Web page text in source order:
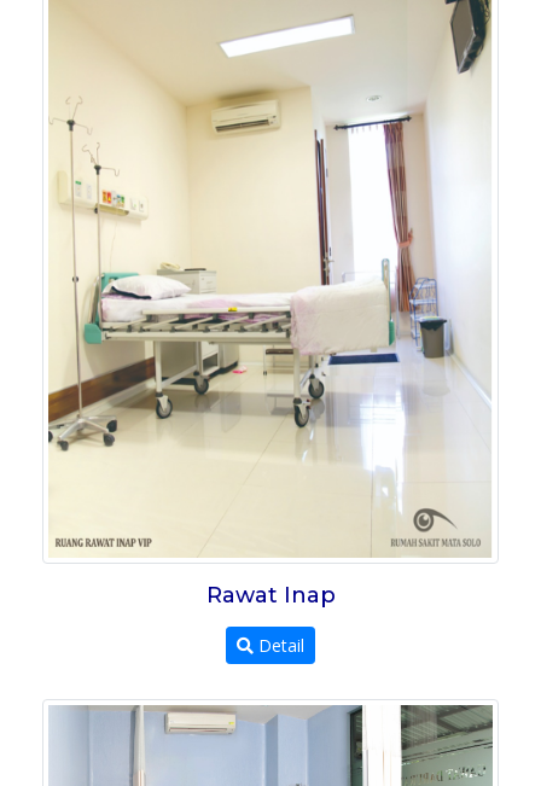
Rawat Inap
Detail